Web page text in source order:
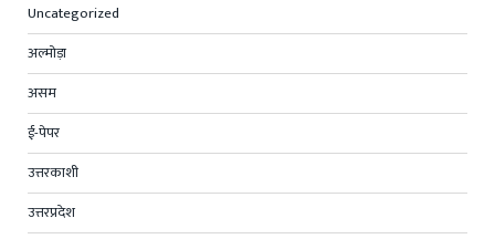
Uncategorized
अल्मोड़ा
असम
ई-पेपर
उत्तरकाशी
उत्तरप्रदेश